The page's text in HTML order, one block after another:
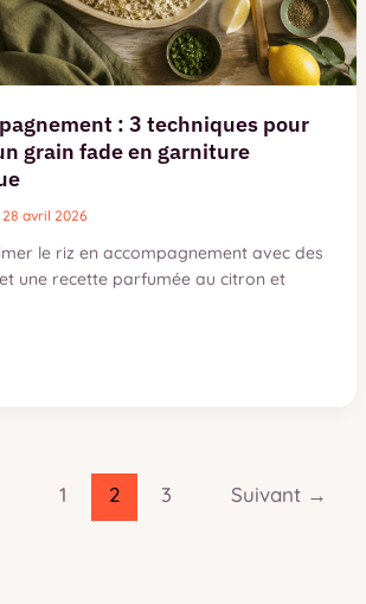
: 3 techniques pour
grain fade en garniture
28 avril 2026
le riz en accompagnement avec des
une recette parfumée au citron et
1 2 3 Suivant →